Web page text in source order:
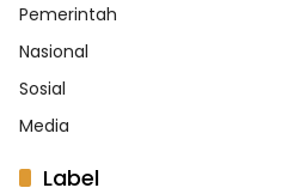
Pemerintah
Nasional
Sosial
Media
Label